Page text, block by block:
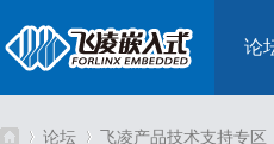
论
论坛 飞凌产品技术支持专区